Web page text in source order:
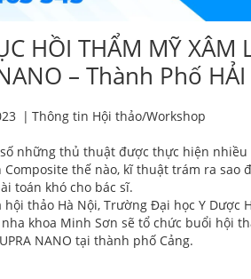
HỒI THẨM MỸ XÂM
– Thành Phố
| Thông tin Hội thảo/Workshop
những thủ thuật được thực hiện
Composite thế nào, kĩ thuật trám ra
toán khó cho bác sĩ.
thảo Hà Nội, Trường Đại học Y Dược
khoa Minh Sơn sẽ tổ chức buổi hội
NANO tại thành phố Cảng.